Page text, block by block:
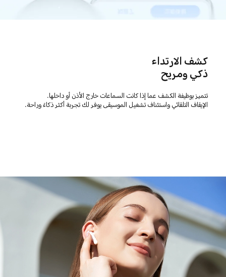
كشف الارتداء
ذكي ومريح
تتميز بوظيفة الكشف عما إذا كانت السماعات خارج الأذن أو داخلها.
الإيقاف التلقائي واستئناف تشغيل الموسيقى يوفر لك تجربة أكثر ذكاءً وراحة.